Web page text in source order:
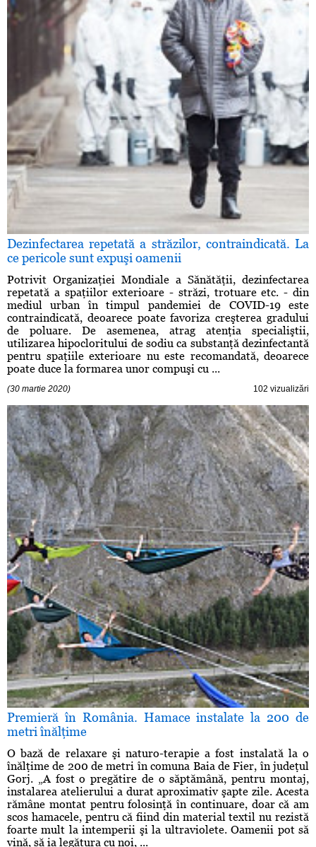
Dezinfectarea repetată a străzilor, contraindicată. La
ce pericole sunt expuşi oamenii
Potrivit Organizaţiei Mondiale a Sănătăţii, dezinfectarea
repetată a spaţiilor exterioare - străzi, trotuare etc. - din
mediul urban în timpul pandemiei de COVID-19 este
contraindicată, deoarece poate favoriza creşterea gradului
de poluare. De asemenea, atrag atenţia specialiştii,
utilizarea hipocloritului de sodiu ca substanţă dezinfectantă
pentru spaţiile exterioare nu este recomandată, deoarece
poate duce la formarea unor compuşi cu ...
(30 martie 2020) 102 vizualizări
Premieră în România. Hamace instalate la 200 de
metri înălţime
O bază de relaxare şi naturo-terapie a fost instalată la o
înălţime de 200 de metri în comuna Baia de Fier, în judeţul
Gorj. „A fost o pregătire de o săptămână, pentru montaj,
instalarea atelierului a durat aproximativ şapte zile. Acesta
rămâne montat pentru folosinţă în continuare, doar că am
scos hamacele, pentru că fiind din material textil nu rezistă
foarte mult la intemperii şi la ultraviolete. Oamenii pot să
vină, să ia legătura cu noi, ...